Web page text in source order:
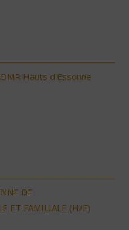
Hauts d'Essonne
DE
ET FAMILIALE (H/F)